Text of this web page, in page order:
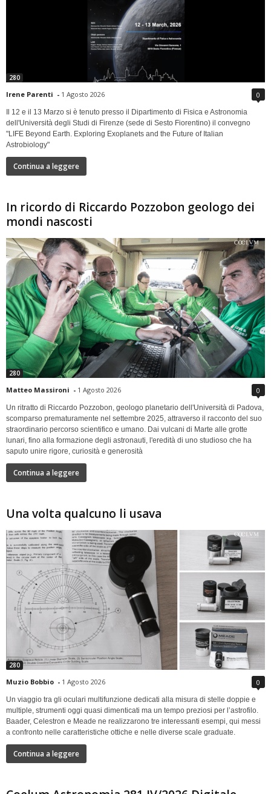
280
Irene Parenti - 1 Agosto 2026 0
Il 12 e il 13 Marzo si è tenuto presso il Dipartimento di Fisica e Astronomia
dell'Università degli Studi di Firenze (sede di Sesto Fiorentino) il convegno
"LIFE Beyond Earth. Exploring Exoplanets and the Future of Italian
Astrobiology"
Continua a leggere
In ricordo di Riccardo Pozzobon geologo dei
mondi nascosti
280
Matteo Massironi - 1 Agosto 2026 0
Un ritratto di Riccardo Pozzobon, geologo planetario dell'Università di Padova,
scomparso prematuramente nel settembre 2025, attraverso il racconto del suo
straordinario percorso scientifico e umano. Dai vulcani di Marte alle grotte
lunari, fino alla formazione degli astronauti, l'eredità di uno studioso che ha
saputo unire rigore, curiosità e generosità
Continua a leggere
Una volta qualcuno li usava
280
Muzio Bobbio - 1 Agosto 2026 0
Un viaggio tra gli oculari multifunzione dedicati alla misura di stelle doppie e
multiple, strumenti oggi quasi dimenticati ma un tempo preziosi per l’astrofilo.
Baader, Celestron e Meade ne realizzarono tre interessanti esempi, qui messi
a confronto nelle caratteristiche ottiche e nelle diverse scale graduate.
Continua a leggere